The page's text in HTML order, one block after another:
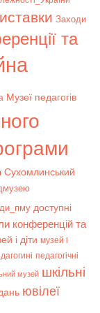
Заходи
та
Музеї педагогів
Сухомлинський
доступні
конференцій та
і діти музей і
педагогічні
музей шкільні
ювілеї